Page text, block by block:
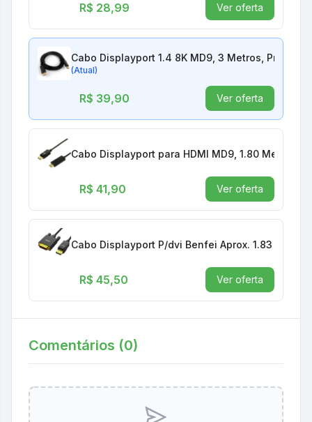
R$ 28,99 Ver oferta
Cabo Displayport 1.4 8K MD9, 3 Metros, Preto -
(Atual)
R$ 39,90 Ver oferta
Cabo Displayport para HDMI MD9, 1.80 Metros -
R$ 41,90 Ver oferta
Cabo Displayport P/dvi Benfei Aprox. 1.83 Metros
R$ 45,50 Ver oferta
Comentários (0)